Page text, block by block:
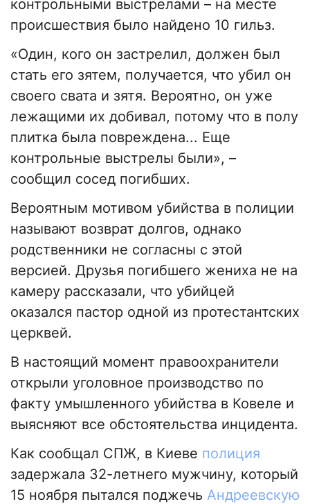
контрольными выстрелами – на месте
происшествия было найдено 10 гильз.
«Один, кого он застрелил, должен был
стать его зятем, получается, что убил он
своего свата и зятя. Вероятно, он уже
лежащими их добивал, потому что в полу
плитка была повреждена... Еще
контрольные выстрелы были», –
сообщил сосед погибших.
Вероятным мотивом убийства в полиции
называют возврат долгов, однако
родственники не согласны с этой
версией. Друзья погибшего жениха не на
камеру рассказали, что убийцей
оказался пастор одной из протестантских
церквей.
В настоящий момент правоохранители
открыли уголовное производство по
факту умышленного убийства в Ковеле и
выясняют все обстоятельства инцидента.
Как сообщал СПЖ, в Киеве полиция
задержала 32-летнего мужчину, который
15 ноября пытался поджечь Андреевскую